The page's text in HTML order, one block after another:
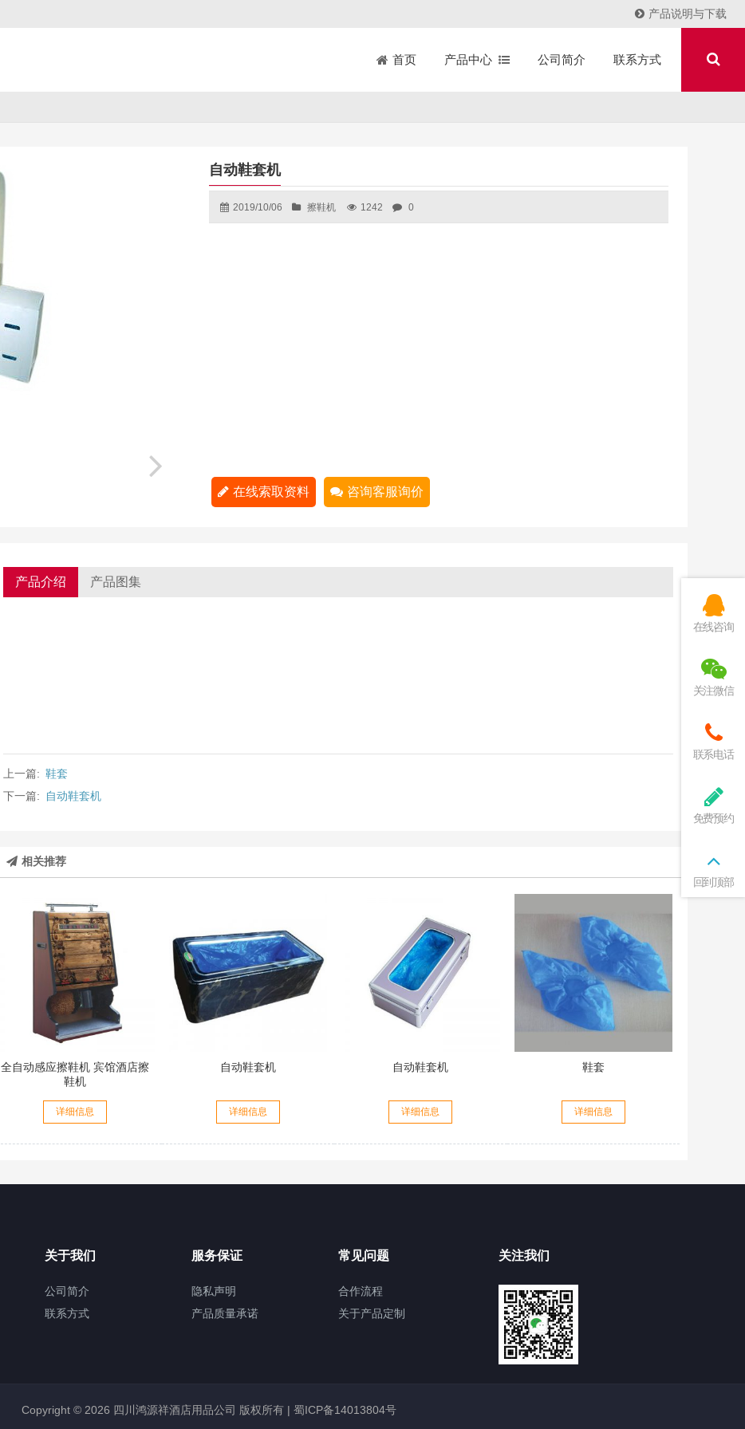
产品说明与下载
首页 产品中心 公司简介 联系方式
自动鞋套机
2019/10/06 擦鞋机 1242 0
在线索取资料 咨询客服询价
产品介绍 产品图集
上一篇: 鞋套
下一篇:
自动鞋套机
相关推荐
全自动感应擦鞋机 宾馆酒店擦
鞋机
详细信息
自动鞋套机
详细信息
自动鞋套机
详细信息
鞋套
详细信息
关于我们
公司简介
联系方式
服务保证
隐私声明
产品质量承诺
常见问题
合作流程
关于产品定制
关注我们
Copyright © 2026 四川鸿源祥酒店用品公司 版权所有 | 蜀ICP备14013804号
在线咨询
关注微信
联系电话
免费预约
回到顶部